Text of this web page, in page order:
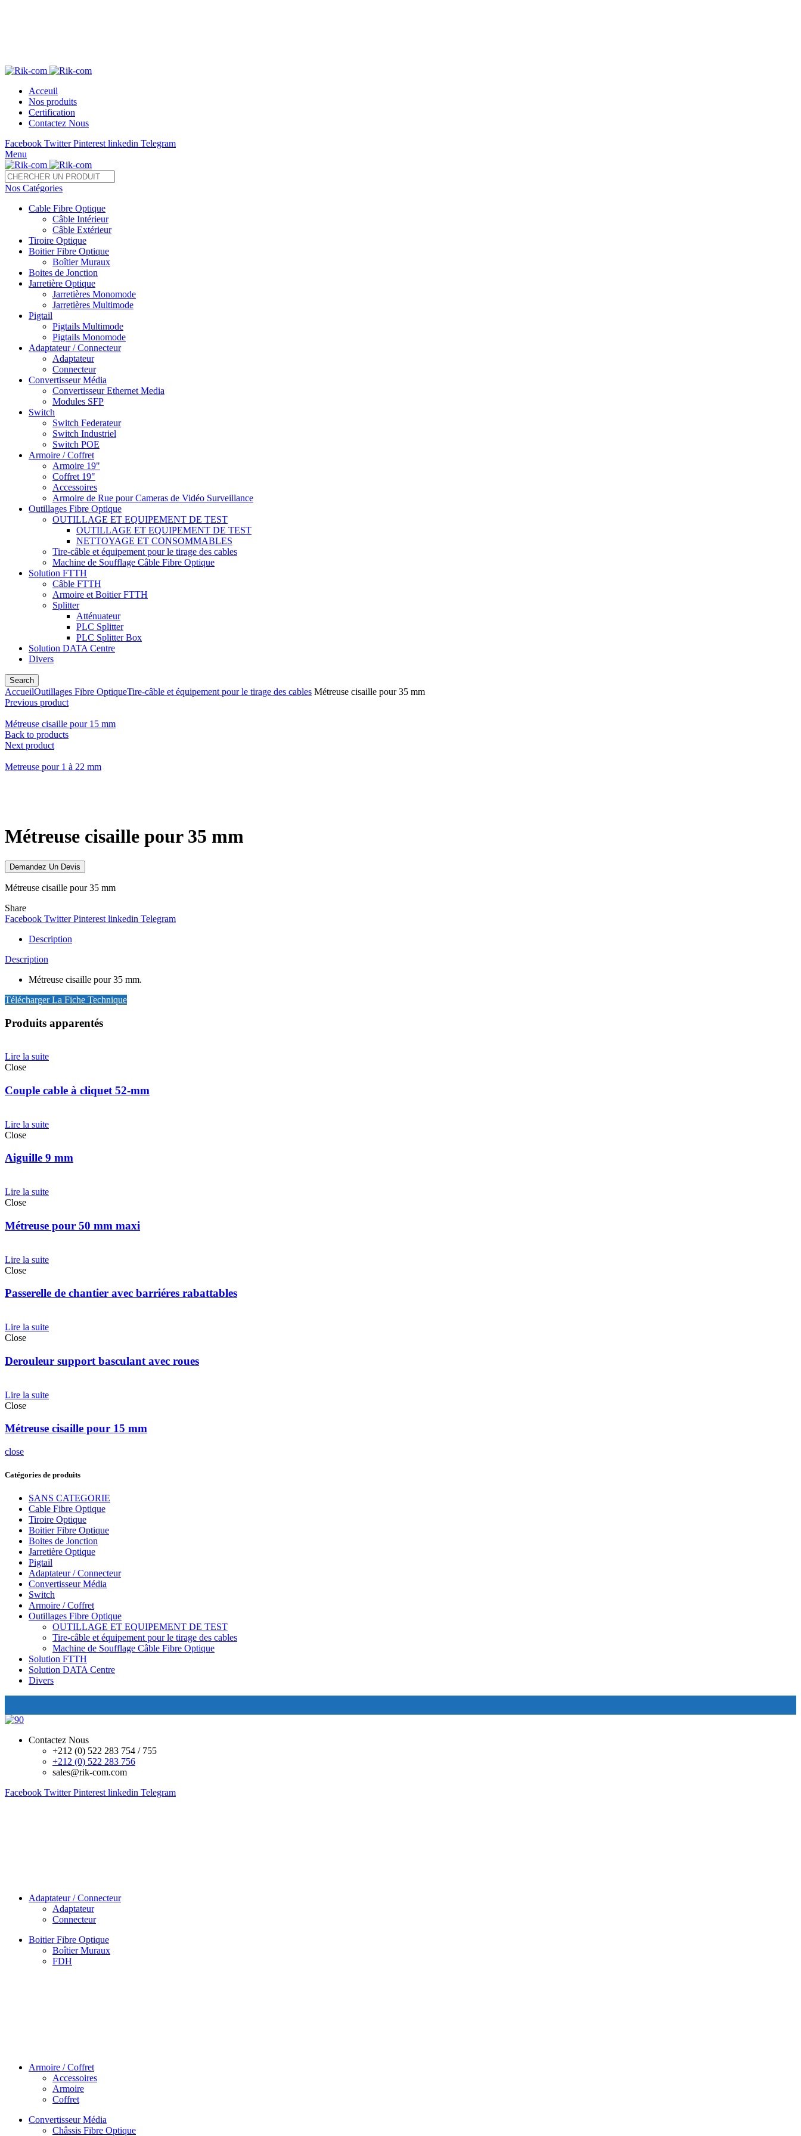
Acceuil
Nos produits
Certification
Contactez Nous
Facebook Twitter Pinterest linkedin Telegram
Menu
Nos Catégories
Cable Fibre Optique
Câble Intérieur
Câble Extérieur
Tiroire Optique
Boitier Fibre Optique
Boîtier Muraux
Boites de Jonction
Jarretière Optique
Jarretières Monomode
Jarretières Multimode
Pigtail
Pigtails Multimode
Pigtails Monomode
Adaptateur / Connecteur
Adaptateur
Connecteur
Convertisseur Média
Convertisseur Ethernet Media
Modules SFP
Switch
Switch Federateur
Switch Industriel
Switch POE
Armoire / Coffret
Armoire 19"
Coffret 19"
Accessoires
Armoire de Rue pour Cameras de Vidéo Surveillance
Outillages Fibre Optique
OUTILLAGE ET EQUIPEMENT DE TEST
OUTILLAGE ET EQUIPEMENT DE TEST
NETTOYAGE ET CONSOMMABLES
Tire-câble et équipement pour le tirage des cables
Machine de Soufflage Câble Fibre Optique
Solution FTTH
Câble FTTH
Armoire et Boitier FTTH
Splitter
Atténuateur
PLC Splitter
PLC Splitter Box
Solution DATA Centre
Divers
Search
AccueilOutillages Fibre OptiqueTire-câble et équipement pour le tirage des cables Métreuse cisaille pour 35 mm
Previous product
Métreuse cisaille pour 15 mm
Back to products
Next product
Metreuse pour 1 à 22 mm
Métreuse cisaille pour 35 mm
Demandez Un Devis
Métreuse cisaille pour 35 mm
Share
Facebook Twitter Pinterest linkedin Telegram
Description
Description
Métreuse cisaille pour 35 mm.
Télécharger La Fiche Technique
Produits apparentés
Lire la suite
Close
Couple cable à cliquet 52-mm
Lire la suite
Close
Aiguille 9 mm
Lire la suite
Close
Métreuse pour 50 mm maxi
Lire la suite
Close
Passerelle de chantier avec barriéres rabattables
Lire la suite
Close
Derouleur support basculant avec roues
Lire la suite
Close
Métreuse cisaille pour 15 mm
close
Catégories de produits
SANS CATEGORIE
Cable Fibre Optique
Tiroire Optique
Boitier Fibre Optique
Boites de Jonction
Jarretière Optique
Pigtail
Adaptateur / Connecteur
Convertisseur Média
Switch
Armoire / Coffret
Outillages Fibre Optique
OUTILLAGE ET EQUIPEMENT DE TEST
Tire-câble et équipement pour le tirage des cables
Machine de Soufflage Câble Fibre Optique
Solution FTTH
Solution DATA Centre
Divers
Contactez Nous
+212 (0) 522 283 754 / 755
+212 (0) 522 283 756
sales@rik-com.com
Facebook Twitter Pinterest linkedin Telegram
Adaptateur / Connecteur
Adaptateur
Connecteur
Boitier Fibre Optique
Boîtier Muraux
FDH
Armoire / Coffret
Accessoires
Armoire
Coffret
Convertisseur Média
Châssis Fibre Optique